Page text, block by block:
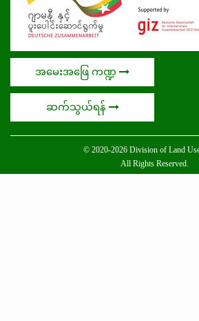
အမေးအဖြေ ကဏ္ဍ
ဆက်သွယ်ရန်
© 2020-2026 Division of Land
All Rights Reserved.